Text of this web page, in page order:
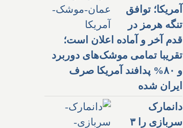
آمریکا؛ توافق
تنگه هرمز در
قدم آخر و آماده اعلان است؛
تقریبا تمامی موشک‌های دوربرد
و ۸۰% پدافند آمریکا صرف
ایران شده
دانمارک
سربازی را ۳